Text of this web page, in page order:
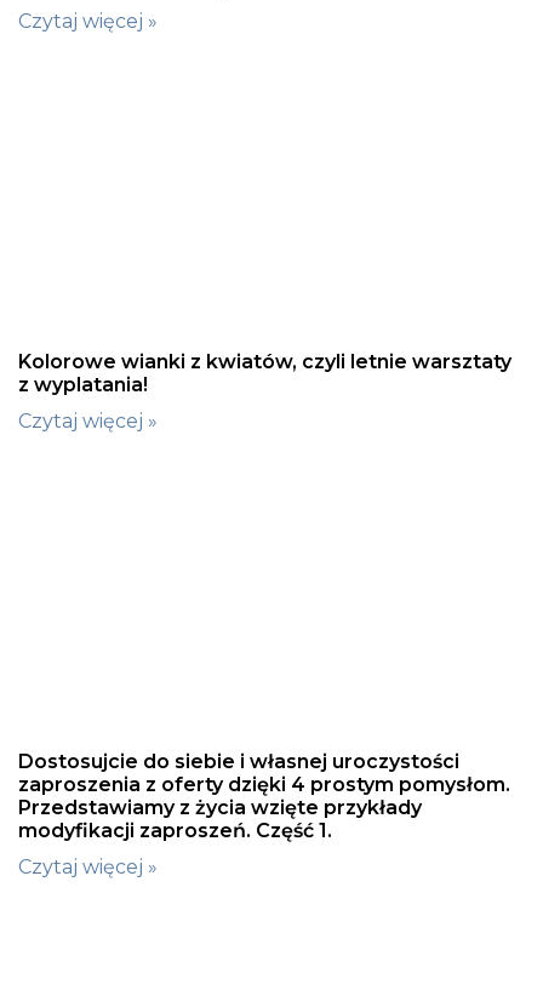
Czytaj więcej »
Kolorowe wianki z kwiatów, czyli letnie warsztaty
z wyplatania!
Czytaj więcej »
Dostosujcie do siebie i własnej uroczystości
zaproszenia z oferty dzięki 4 prostym pomysłom.
Przedstawiamy z życia wzięte przykłady
modyfikacji zaproszeń. Część 1.
Czytaj więcej »